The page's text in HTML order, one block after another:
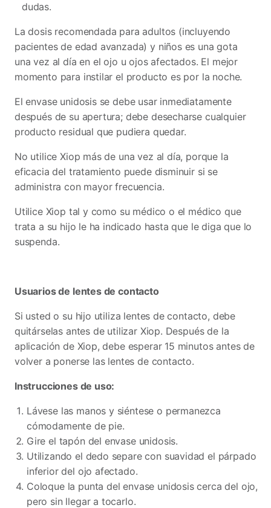
dudas.
La dosis recomendada para adultos (incluyendo
pacientes de edad avanzada) y niños es una gota
una vez al día en el ojo u ojos afectados. El mejor
momento para instilar el producto es por la noche.
El envase unidosis se debe usar inmediatamente
después de su apertura; debe desecharse cualquier
producto residual que pudiera quedar.
No utilice Xiop más de una vez al día, porque la
eficacia del tratamiento puede disminuir si se
administra con mayor frecuencia.
Utilice Xiop tal y como su médico o el médico que
trata a su hijo le ha indicado hasta que le diga que lo
suspenda.
Usuarios de lentes de contacto
Si usted o su hijo utiliza lentes de contacto, debe
quitárselas antes de utilizar Xiop. Después de la
aplicación de Xiop, debe esperar 15 minutos antes de
volver a ponerse las lentes de contacto.
Instrucciones de uso:
Lávese las manos y siéntese o permanezca
cómodamente de pie.
Gire el tapón del envase unidosis.
Utilizando el dedo separe con suavidad el párpado
inferior del ojo afectado.
Coloque la punta del envase unidosis cerca del ojo,
pero sin llegar a tocarlo.